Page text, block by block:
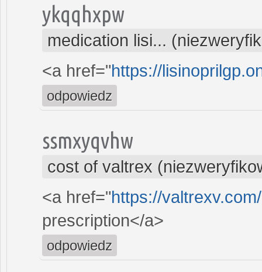
ykqqhxpw
medication lisi...
<a href="https://
odpowiedz
ssmxyqvhw
cost of valtrex
<a href="https://
prescription</a>
odpowiedz